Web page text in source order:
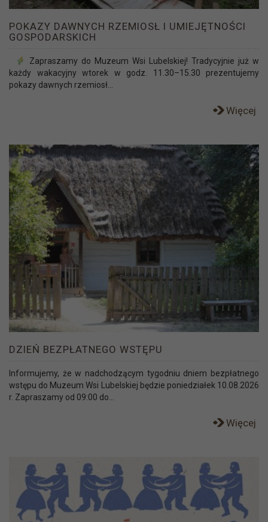
POKAZY DAWNYCH RZEMIOSŁ I UMIEJĘTNOŚCI
GOSPODARSKICH
Zapraszamy do Muzeum Wsi Lubelskiej! Tradycyjnie już w
każdy wakacyjny wtorek w godz. 11.30–15.30 prezentujemy
pokazy dawnych rzemiosł...
Więcej
DZIEŃ BEZPŁATNEGO WSTĘPU
Informujemy, że w nadchodzącym tygodniu dniem bezpłatnego
wstępu do Muzeum Wsi Lubelskiej będzie poniedziałek 10.08.2026
r. Zapraszamy od 09:00 do...
Więcej